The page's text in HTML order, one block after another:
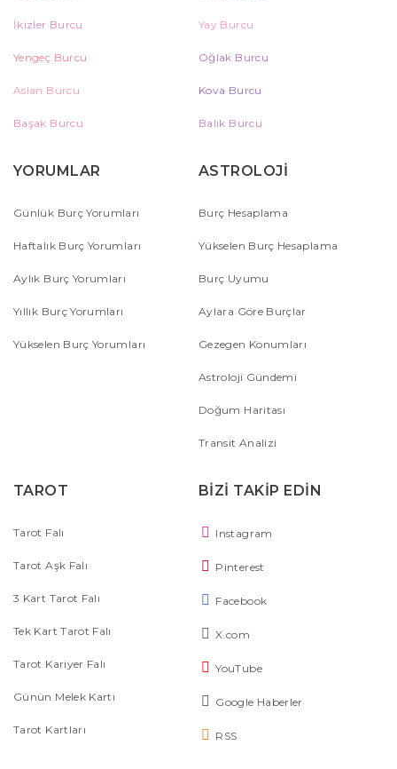
İkizler Burcu Yay Burcu
Yengeç Burcu Oğlak Burcu
Aslan Burcu Kova Burcu
Başak Burcu Balık Burcu
YORUMLAR
Günlük Burç Yorumları
Haftalık Burç Yorumları
Aylık Burç Yorumları
Yıllık Burç Yorumları
Yükselen Burç Yorumları
ASTROLOJİ
Burç Hesaplama
Yükselen Burç Hesaplama
Burç Uyumu
Aylara Göre Burçlar
Gezegen Konumları
Astroloji Gündemi
Doğum Haritası
Transit Analizi
TAROT
Tarot Falı
Tarot Aşk Falı
3 Kart Tarot Falı
Tek Kart Tarot Falı
Tarot Kariyer Falı
Günün Melek Kartı
Tarot Kartları
BİZİ TAKİP EDİN
Instagram
Pinterest
Facebook
X.com
YouTube
Google Haberler
RSS